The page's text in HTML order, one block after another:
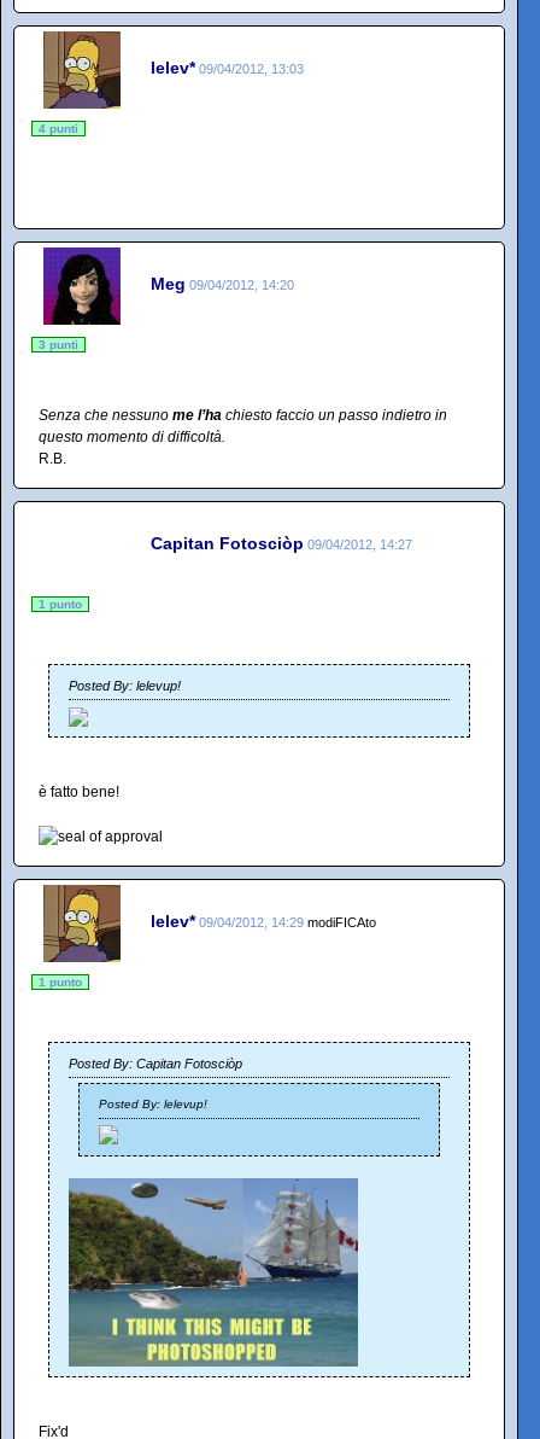
lelev* 09/04/2012, 13:03
4 punti
Meg 09/04/2012, 14:20
3 punti
Senza che nessuno me l’ha chiesto faccio un passo indietro in
questo momento di difficoltà.
R.B.
Capitan Fotosciòp 09/04/2012, 14:27
1 punto
Posted By: lelevup!
è fatto bene!
lelev* 09/04/2012, 14:29 modiFICAto
1 punto
Posted By: Capitan Fotosciòp
Posted By: lelevup!
Fix'd